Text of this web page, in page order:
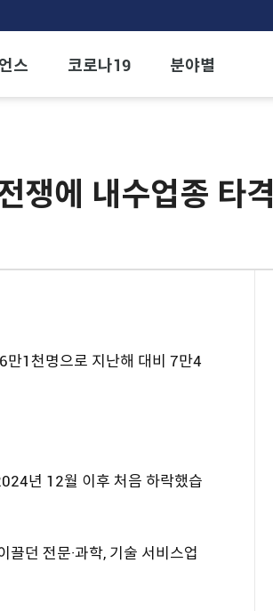
스 코로나19 분야별
쟁에 내수업종 타격
만1천명으로 지난해 대비 7만4
년 12월 이후 처음 하락했습
던 전문·과학, 기술 서비스업